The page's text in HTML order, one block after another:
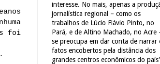
foi
interesse. No mais, apenas a
jornalística regional – como os
trabalhos de Lúcio Flávio Pinto, no
Pará, e de Altino Machado, no Acre
se preocupa em dar conta de narrar
fatos encobertos pela distância dos
grandes centros econômicos do